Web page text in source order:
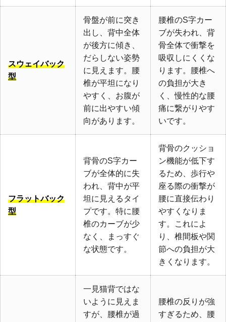
スウェイバック
型
骨盤が前に突き
出し、背中全体
が後方に傾き、
だらしない姿勢
に見えます。腰
椎が平坦になり
やすく、お腹が
前に出やすい傾
向があります。
腰椎のS字カー
ブが失われ、背
骨全体で衝撃を
吸収しにくくな
ります。腰椎へ
の負担が大き
く、慢性的な腰
痛に繋がりやす
いです。
フラットバック
型
背骨のS字カー
ブが全体的に失
われ、背中が平
坦に見えるタイ
プです。特に腰
椎のカーブが少
なく、まっすぐ
な状態です。
背骨のクッショ
ン機能が低下す
るため、歩行や
座る際の衝撃が
腰に直接伝わり
やすくなりま
す。これによ
り、椎間板や関
節への負担が大
きくなります。
一見猫背ではな
いように見えま
すが、腰椎が過
腰椎の反りが強
すぎるため、腰